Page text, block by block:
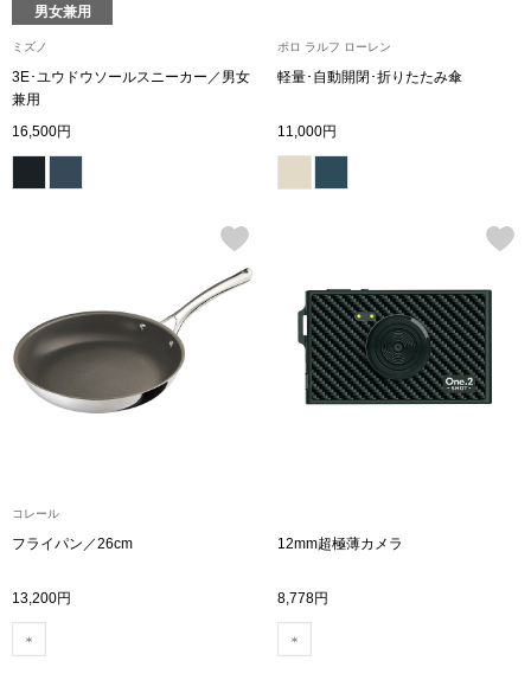
その他
ハンドバッグ
男女兼用
ミズノ
3E･ユウドウソールスニーカー／男女
兼用
16,500円
ポロ ラルフ ローレン
軽量･自動開閉･折りたたみ傘
11,000円
コレール
フライパン／26cm
13,200円
12mm超極薄カメラ
8,778円